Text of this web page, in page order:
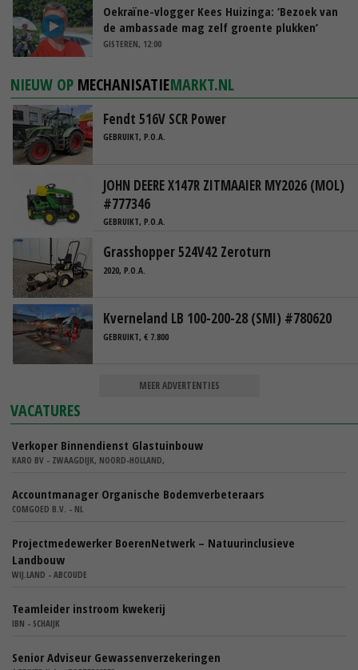
Oekraïne-vlogger Kees Huizinga: ‘Bezoek van
de ambassade mag zelf groente plukken’
GISTEREN, 12:00
NIEUW OP MECHANISATIEMARKT.NL
Fendt 516V SCR Power
GEBRUIKT, P.O.A.
JOHN DEERE X147R ZITMAAIER MY2026 (MOL)
#777346
GEBRUIKT, P.O.A.
Grasshopper 524V42 Zeroturn
2020, P.O.A.
Kverneland LB 100-200-28 (SMI) #780620
GEBRUIKT, € 7.800
MEER ADVERTENTIES
VACATURES
Verkoper Binnendienst Glastuinbouw
KARO BV - ZWAAGDIJK, NOORD-HOLLAND,
Accountmanager Organische Bodemverbeteraars
COMGOED B.V. - NL
Projectmedewerker BoerenNetwerk – Natuurinclusieve
Landbouw
WIJ.LAND - ABCOUDE
Teamleider instroom kwekerij
IBN - SCHAIJK
Senior Adviseur Gewassenverzekeringen